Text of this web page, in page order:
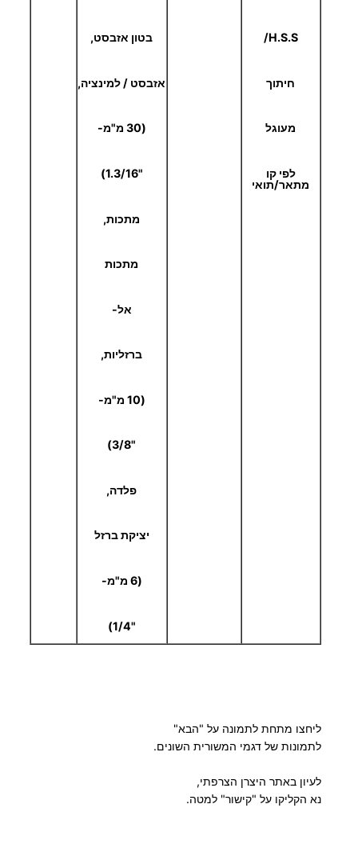
H.S.S
/
חיתוך
מעוגל
לפי קו
מתאר/תואי
בטון אזבסט,
אזבסט / למינציה,
(30 מ"מ-
"1.3/16)
מתכות,
מתכות
אל-
ברזליות,
(10 מ"מ-
"3/8)
פלדה,
יציקת ברזל
(6 מ"מ-
"1/4)
ליחצו מתחת לתמונה על "הבא"
לתמונות של דגמי המשורית השונים.
לעיון באתר היצרן הצרפתי,
נא הקליקו על "קישור" למטה.